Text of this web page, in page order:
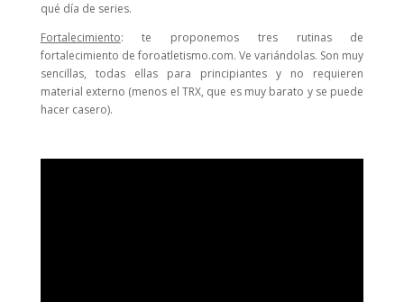
qué día de series.
Fortalecimiento: te proponemos tres rutinas de
fortalecimiento de foroatletismo.com. Ve variándolas. Son muy
sencillas, todas ellas para principiantes y no requieren
material externo (menos el TRX, que es muy barato y se puede
hacer casero).